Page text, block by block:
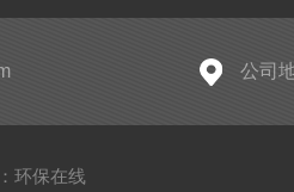
公司
环保在线